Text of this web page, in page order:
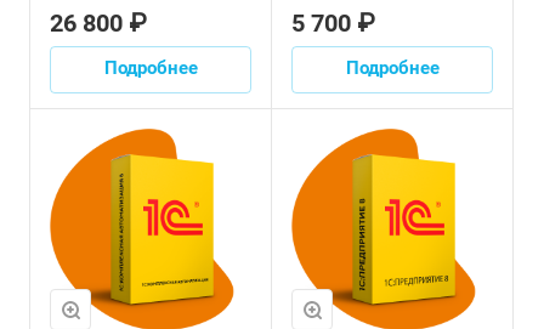
Торговля/Производство
26 800 ₽
Подробнее
Клиенты/Продажи/
Управленческий учет
5 700 ₽
Подробнее